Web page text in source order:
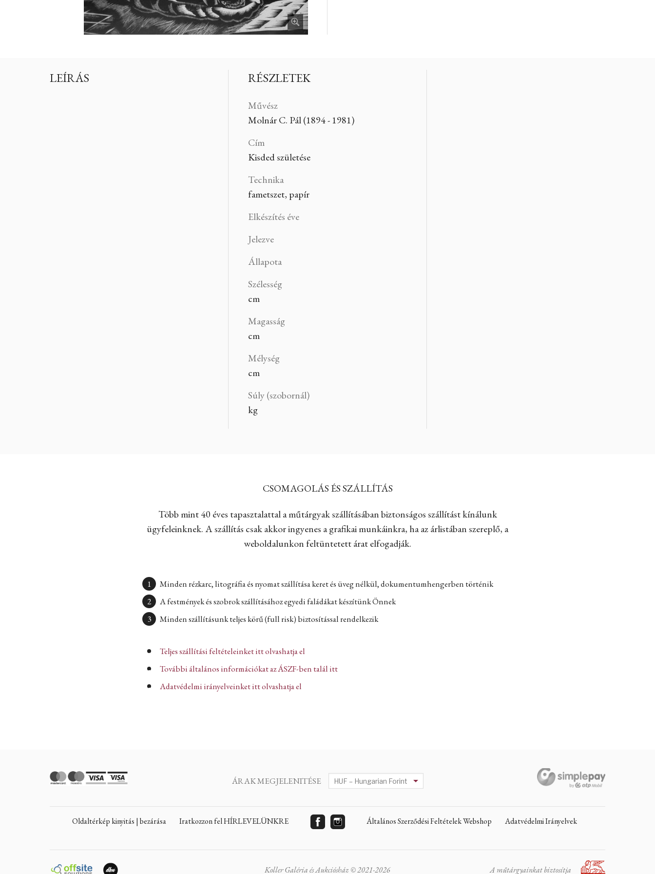
LEÍRÁS RÉSZLETEK
Művész
Molnár C. Pál (1894 - 1981)
Cím
Kisded születése
Technika
fametszet, papír
Elkészítés éve
Jelezve
Állapota
Szélesség
cm
Magasság
cm
Mélység
cm
Súly (szobornál)
kg
CSOMAGOLÁS ÉS SZÁLLÍTÁS
Több mint 40 éves tapasztalattal a műtárgyak szállításában biztonságos szállítást kínálunk
ügyfeleinknek. A szállítás csak akkor ingyenes a grafikai munkáinkra, ha az árlistában szereplő, a
weboldalunkon feltüntetett árat elfogadják.
Minden rézkarc, litográfia és nyomat szállítása keret és üveg nélkül, dokumentumhengerben történik
A festmények és szobrok szállításához egyedi faládákat készítünk Önnek
Minden szállításunk teljes körű (full risk) biztosítással rendelkezik
Teljes szállítási feltételeinket itt olvashatja el
További általános információkat az ÁSZF-ben talál itt
Adatvédelmi irányelveinket itt olvashatja el
ÁRAK MEGJELENITÉSE
Oldaltérkép kinyitás | bezárása Iratkozzon fel HÍRLEVELÜNKRE Általános Szerződési Feltételek Webshop Adatvédelmi Irányelvek
Koller Galéria és Aukciósház © 2021-2026 A műtárgyainkat biztosítja